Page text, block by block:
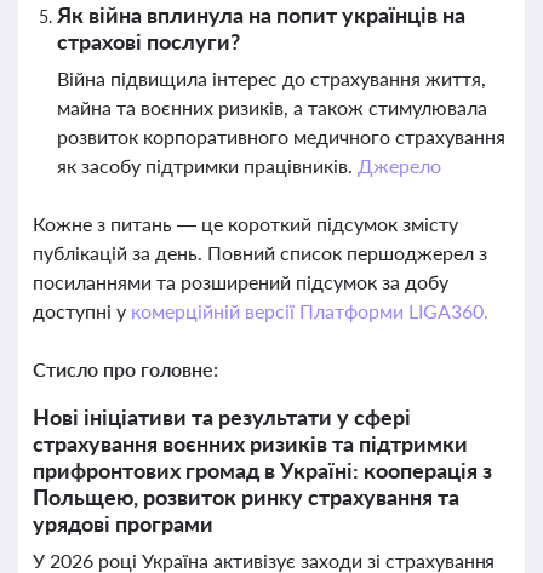
Як війна вплинула на попит українців на
страхові послуги?
Війна підвищила інтерес до страхування життя,
майна та воєнних ризиків, а також стимулювала
розвиток корпоративного медичного страхування
як засобу підтримки працівників. Джерело
Кожне з питань — це короткий підсумок змісту
публікацій за день. Повний список першоджерел з
посиланнями та розширений підсумок за добу
доступні у комерційній версії Платформи LIGA360.
Стисло про головне:
Нові ініціативи та результати у сфері
страхування воєнних ризиків та підтримки
прифронтових громад в Україні: кооперація з
Польщею, розвиток ринку страхування та
урядові програми
У 2026 році Україна активізує заходи зі страхування